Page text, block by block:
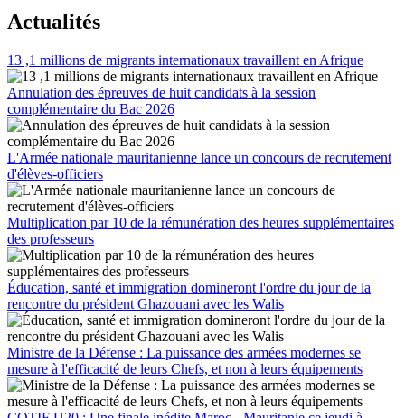
Actualités
13 ,1 millions de migrants internationaux travaillent en Afrique
Annulation des épreuves de huit candidats à la session
complémentaire du Bac 2026
L'Armée nationale mauritanienne lance un concours de recrutement
d'élèves-officiers
Multiplication par 10 de la rémunération des heures supplémentaires
des professeurs
Éducation, santé et immigration domineront l'ordre du jour de la
rencontre du président Ghazouani avec les Walis
Ministre de la Défense : La puissance des armées modernes se
mesure à l'efficacité de leurs Chefs, et non à leurs équipements